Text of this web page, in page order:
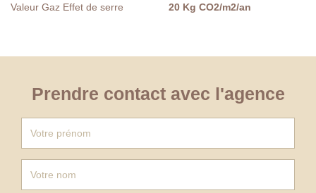
Valeur Gaz Effet de serre 20 Kg CO2/m2/an
Prendre contact avec l'agence